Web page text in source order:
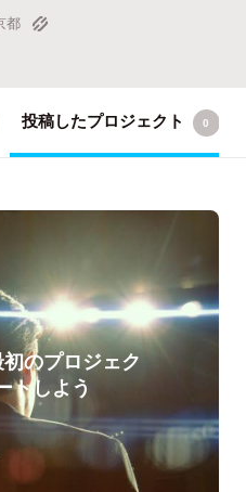
都
投稿したプロジェクト 0
のプロジェク
トしよう